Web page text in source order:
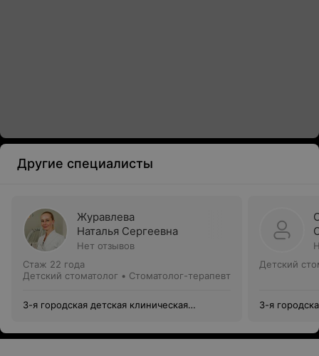
Другие специалисты
Журавлева
Наталья Сергеевна
Нет отзывов
Стаж 22 года
Детский стоматолог • Стоматолог-терапевт
3-я городская детская клиническая
Детский
3-я